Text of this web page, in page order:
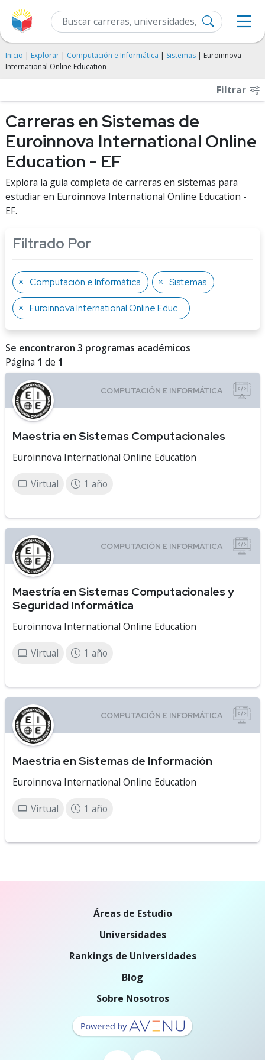
Inicio | Explorar | Computación e Informática | Sistemas | Euroinnova
International Online Education
Filtrar
Carreras en Sistemas de
Euroinnova International Online
Education - EF
Explora la guía completa de carreras en sistemas para
estudiar en Euroinnova International Online Education -
EF.
Filtrado Por
Computación e Informática Sistemas
Euroinnova International Online Education
Se encontraron 3 programas académicos
Página 1 de 1
Maestría en Sistemas Computacionales
Euroinnova International Online Education
Virtual 1 año
Maestría en Sistemas Computacionales y
Seguridad Informática
Euroinnova International Online Education
Virtual 1 año
Maestría en Sistemas de Información
Euroinnova International Online Education
Virtual 1 año
Áreas de Estudio
Universidades
Rankings de Universidades
Blog
Sobre Nosotros